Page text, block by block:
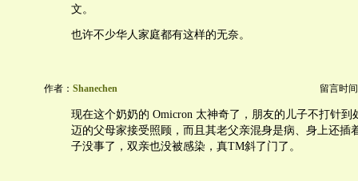
文。
也许不少华人家庭都有这样的无奈。
作者： Shanechen 留言时
现在这个奶奶的 Omicron 太神奇了，朋友的儿子不打针到
迈的父母家接受照顾，而且其老父亲混身是病、身上还插
子没事了，双亲也没被感染，真TM斜了门了。